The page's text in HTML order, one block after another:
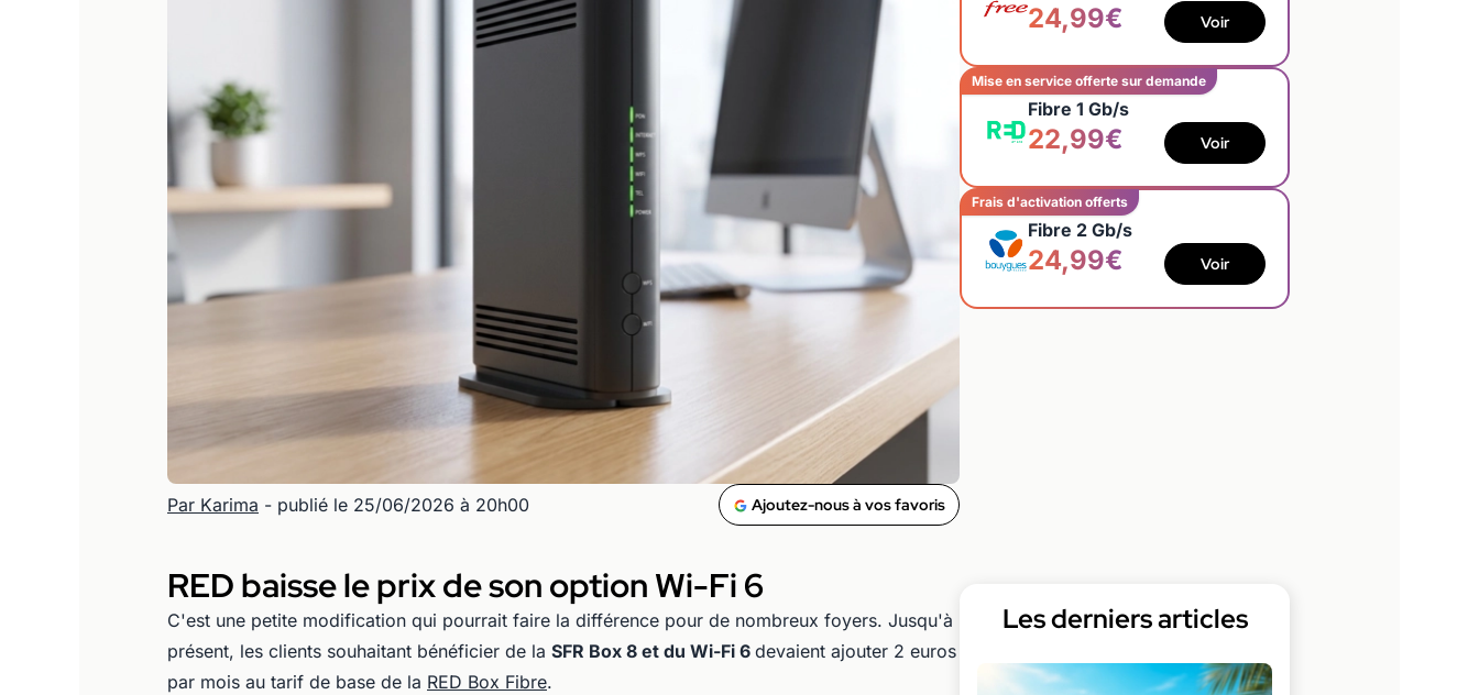
Par Karima - publié le 25/06/2026 à 20h00 Ajoutez-nous à vos favoris
RED baisse le prix de son option Wi-Fi 6
C'est une petite modification qui pourrait faire la différence pour de nombreux foyers. Jusqu'à
présent, les clients souhaitant bénéficier de la SFR Box 8 et du Wi-Fi 6 devaient ajouter 2 euros
par mois au tarif de base de la RED Box Fibre.
24,99€ Voir
Mise en service offerte sur demande
Fibre 1 Gb/s
22,99€ Voir
Frais d'activation offerts
Fibre 2 Gb/s
24,99€ Voir
Les derniers articles